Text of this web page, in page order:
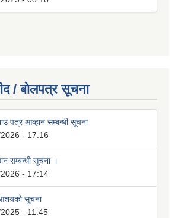
/ बोलपत्र सूचना
पत्र आव्हान सम्बन्धी सूचना
- 17:16
सम्बन्धी सूचना ।
- 17:14
सूचना
- 11:45